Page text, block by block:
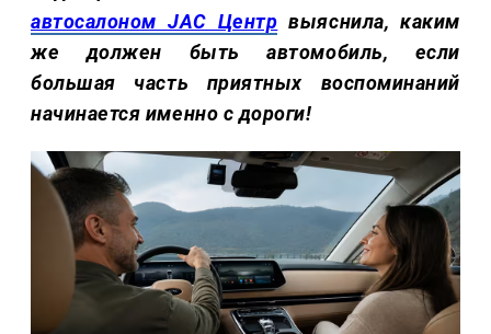
автосалоном JAC Центр выяснила, каким
же должен быть автомобиль, если
большая часть приятных воспоминаний
начинается именно с дороги!